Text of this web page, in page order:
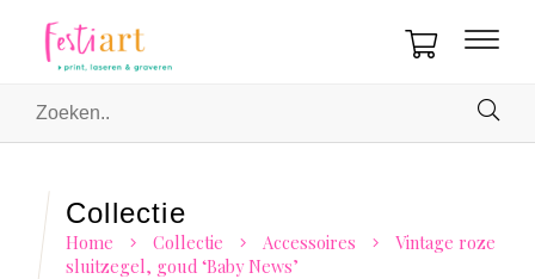
Collectie
Home Collectie Accessoires
Vintage roze
sluitzegel, goud ‘Baby News’